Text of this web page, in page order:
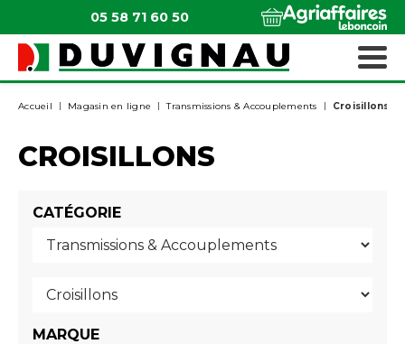
05 58 71 60 50
Accueil Magasin en ligne Transmissions & Accouplements Croisillons
CROISILLONS
CATÉGORIE
MARQUE